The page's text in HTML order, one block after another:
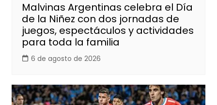
Malvinas Argentinas celebra el Día
de la Niñez con dos jornadas de
juegos, espectáculos y actividades
para toda la familia
6 de agosto de 2026